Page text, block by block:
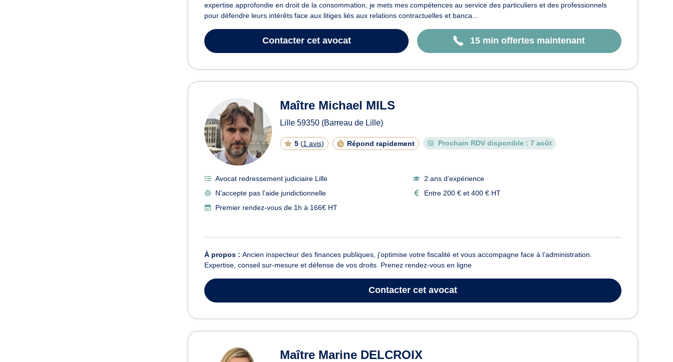
expertise approfondie en droit de la consommation, je mets mes compétences au service des particuliers et des professionnels
pour défendre leurs intérêts face aux litiges liés aux relations contractuelles et banca...
Contactercet avocat 15 min offertes maintenant
Maître Michael MILS
Lille 59350 (Barreau de Lille)
5 (1 avis) Répond rapidement Prochain RDV disponible : 7 août
Avocat redressement judiciaire Lille
2 ans d’expérience
N’accepte pas l’aide juridictionnelle
Entre 200 € et 400 € HT
Premier rendez-vous de 1h à 166€ HT
À propos : Ancien inspecteur des finances publiques, j'optimise votre fiscalité et vous accompagne face à l’administration.
Expertise, conseil sur-mesure et défense de vos droits. Prenez rendez-vous en ligne
Contacter cet avocat
Maître Marine DELCROIX